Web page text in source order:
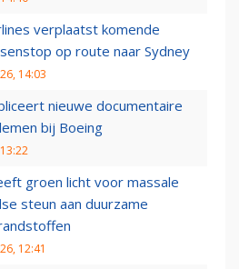
verplaatst komende
op route naar Sydney
14:03
nieuwe documentaire
bij Boeing
groen licht voor massale
steun aan duurzame
12:41